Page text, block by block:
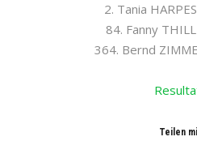
2. Tania
84. Fanny THILL
364. Bernd
Teilen